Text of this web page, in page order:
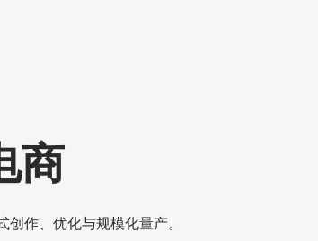
商
作、优化与规模化量产。